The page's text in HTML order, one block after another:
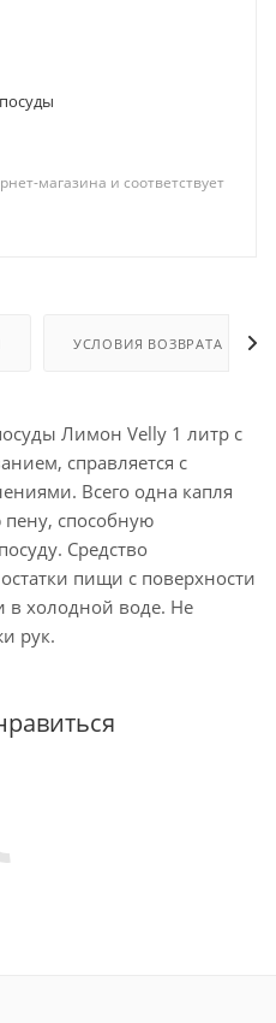
магазина и соответствует
УСЛОВИЯ ВОЗВРАТА
Лимон Velly 1 литр с
справляется с
Всего одна капля
пену, способную
Средство
пищи с поверхности
в холодной воде. Не
рук.